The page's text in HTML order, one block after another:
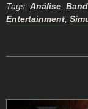
Tags: Análise
Entertainment